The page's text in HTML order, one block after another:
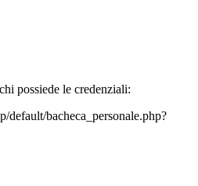
possiede le credenziali:
default/bacheca_personale.php?